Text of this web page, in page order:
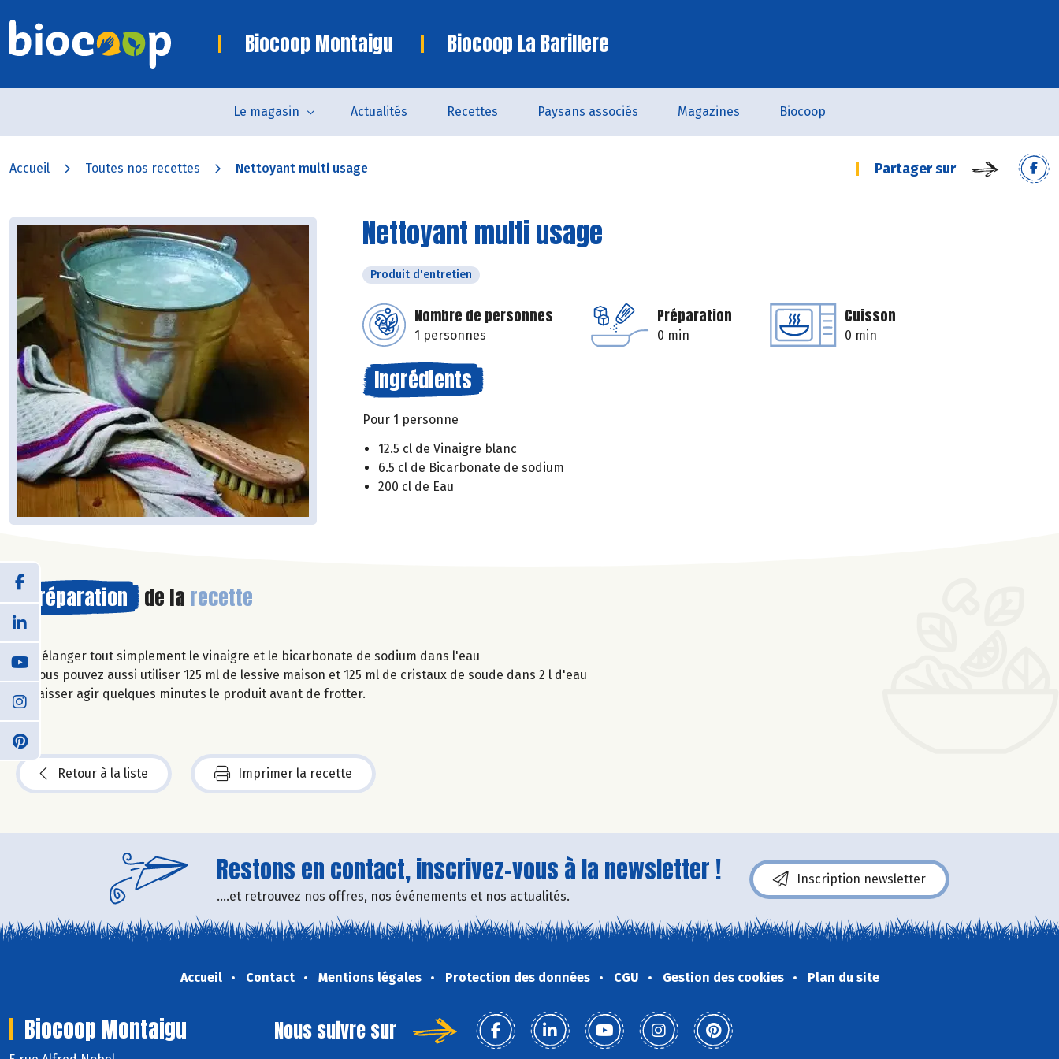
Biocoop Montaigu Biocoop La Barillere
Le magasin Actualités Recettes Paysans associés Magazines Biocoop
Accueil Toutes nos recettes Nettoyant multi usage Partager sur
Nettoyant multi usage
Produit d'entretien
Nombre de personnes
1 personnes
Préparation
0 min
Cuisson
0 min
Ingrédients
Pour 1 personne
12.5 cl de Vinaigre blanc
6.5 cl de Bicarbonate de sodium
200 cl de Eau
Préparation de la recette
Mélanger tout simplement le vinaigre et le bicarbonate de sodium dans l'eau
Vous pouvez aussi utiliser 125 ml de lessive maison et 125 ml de cristaux de soude dans 2 l d'eau
Laisser agir quelques minutes le produit avant de frotter.
Retour à la liste Imprimer la recette
Restons en contact, inscrivez-vous à la newsletter !
....et retrouvez nos offres, nos événements et nos actualités.
Inscription newsletter
Accueil Contact Mentions légales Protection des données CGU Gestion des cookies Plan du site
Biocoop Montaigu Nous suivre sur